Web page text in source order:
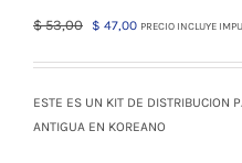
$53,00
El
original
era:
$ 53,00.
$ 47,00El
actual
es:
$ 47,00.
PRECIO INCLUYE
ESTE ES UN KIT DE DISTRIBUCION
ANTIGUA EN KOREANO